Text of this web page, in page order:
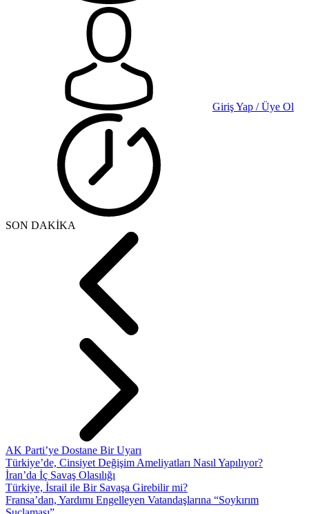
Giriş Yap / Üye Ol
SON DAKİKA
AK Parti’ye Dostane Bir Uyarı
Türkiye’de, Cinsiyet Değişim Ameliyatları Nasıl Yapılıyor?
İran’da İç Savaş Olasılığı
Türkiye, İsrail ile Bir Savaşa Girebilir mi?
Fransa’dan, Yardımı Engelleyen Vatandaşlarına “Soykırım